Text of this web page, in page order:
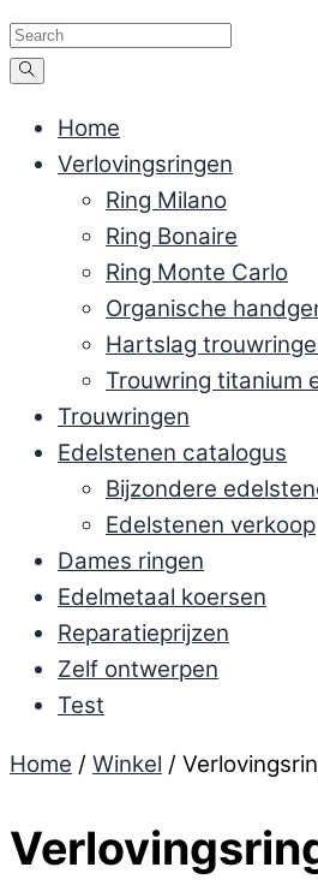
Home
Verlovingsringen
Ring Milano
Ring Bonaire
Ring Monte Carlo
Organische
Hartslag
Trouwring titanium
Trouwringen
Edelstenen catalogus
Bijzondere
Edelstenen verkoop
Dames ringen
Edelmetaal koersen
Reparatieprijzen
Zelf ontwerpen
Test
Home / Winkel /